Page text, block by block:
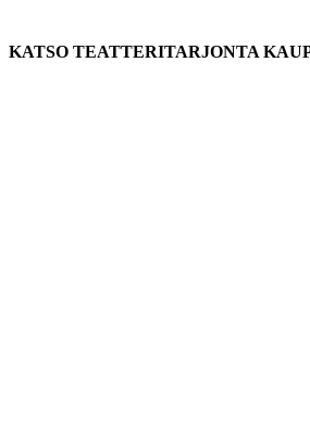
KATSO TEATTERITARJONTA